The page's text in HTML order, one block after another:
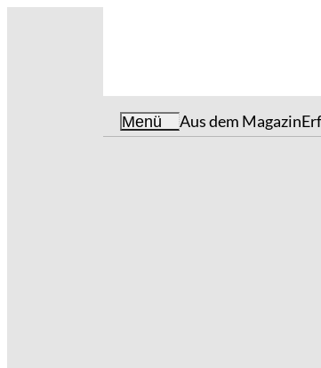
Menü Aus dem Magazin